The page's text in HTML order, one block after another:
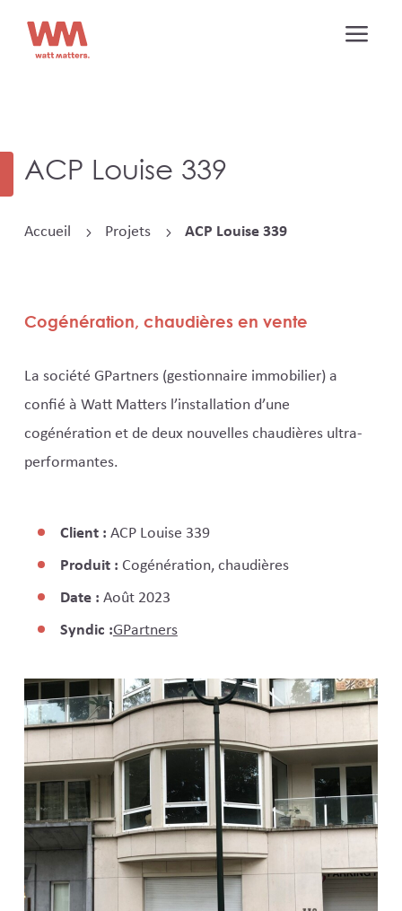
a
ACP Louise 339
Accueil 5 Projets 5 ACP Louise 339
Cogénération, chaudières en vente
La société GPartners (gestionnaire immobilier) a
confié à Watt Matters l’installation d’une
cogénération et de deux nouvelles chaudières ultra-
performantes.
Client : ACP Louise 339
Produit : Cogénération, chaudières
Date : Août 2023
Syndic :GPartners